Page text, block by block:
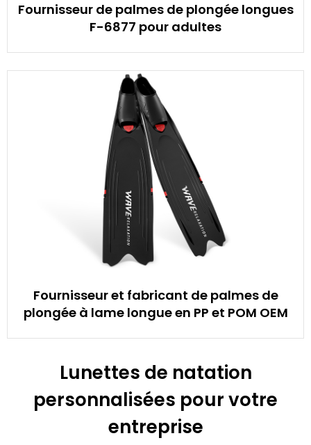
Fournisseur de palmes de plongée longues
F-6877 pour adultes
Fournisseur et fabricant de palmes de
plongée à lame longue en PP et POM OEM
Lunettes de natation
personnalisées pour votre
entreprise